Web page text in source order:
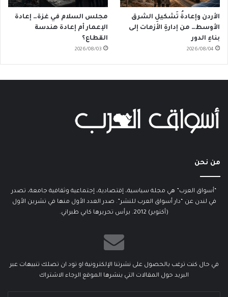
الأردن وإعادةُ تَشكيلِ الشرق
الأوسط… من إدارةِ الأزمات إلى
بناءِ الدور
2026/08/04
مجلس السلام في غزة… إعادة
الإعمار أم إعادة هندسة
القطاع؟
2026/08/03
من نحن
“أسواق العرب” هي مجلة سياسية، إقتصادية، إجتماعية وثقافية جامعة، تصدر
في لندن عن “دار أسواق العرب للنشر”. صدر العدد الأول منها في تشرين الأول
(أكتوبر) 2012. يرأس تحريرها كابي طبراني.
في حال كنت ترغب بالحصول على نشرتنا الإلكترونية او تود ان تصلك تنبيهات عبر
البريد حول المقالات التي ينشرها الموقع الرجاء الاشتراك